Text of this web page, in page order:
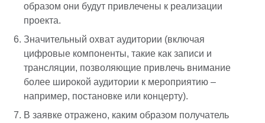
образом они будут привлечены к реализации
проекта.
Значительный охват аудитории (включая
цифровые компоненты, такие как записи и
трансляции, позволяющие привлечь внимание
более широкой аудитории к мероприятию –
например, постановке или концерту).
В заявке отражено, каким образом получатель